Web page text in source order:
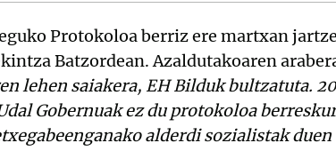
Protokoloa berriz ere martxan
Batzordean. Azaldutakoaren
lehen saiakera, EH Bilduk bultzatuta.
Gobernuak ez du protokoloa
alderdi sozialistak